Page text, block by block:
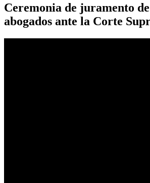
Ceremonia de juramento
abogados ante la Corte